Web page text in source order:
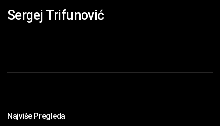
Sergej Trifunović
Najviše Pregleda